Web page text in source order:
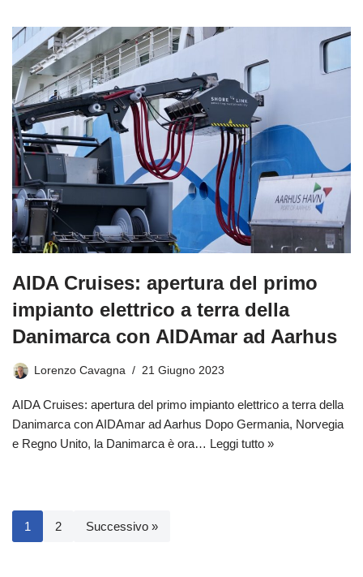
AIDA Cruises: apertura del primo
impianto elettrico a terra della
Danimarca con AIDAmar ad Aarhus
Lorenzo Cavagna 21 Giugno 2023
AIDA Cruises: apertura del primo impianto elettrico a terra della
Danimarca con AIDAmar ad Aarhus Dopo Germania, Norvegia
e Regno Unito, la Danimarca è ora… Leggi tutto »
1 2 Successivo »